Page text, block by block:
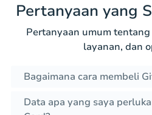
Pertanyaan yang
Pertanyaan umum
layanan, dan
Bagaimana cara membeli
Data apa yang saya